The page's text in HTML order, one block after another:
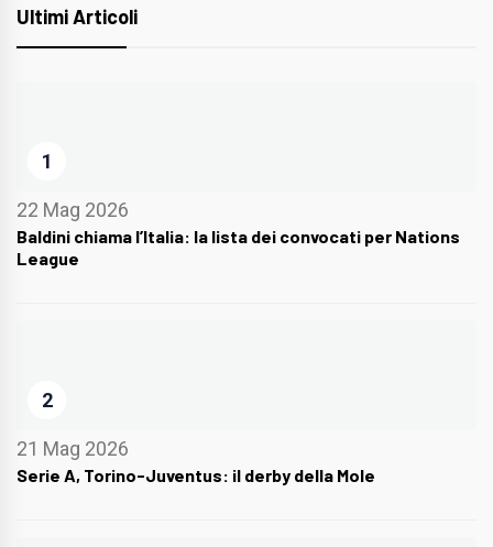
Ultimi Articoli
1
22 Mag 2026
Baldini chiama l’Italia: la lista dei convocati per Nations
League
2
21 Mag 2026
Serie A, Torino-Juventus: il derby della Mole